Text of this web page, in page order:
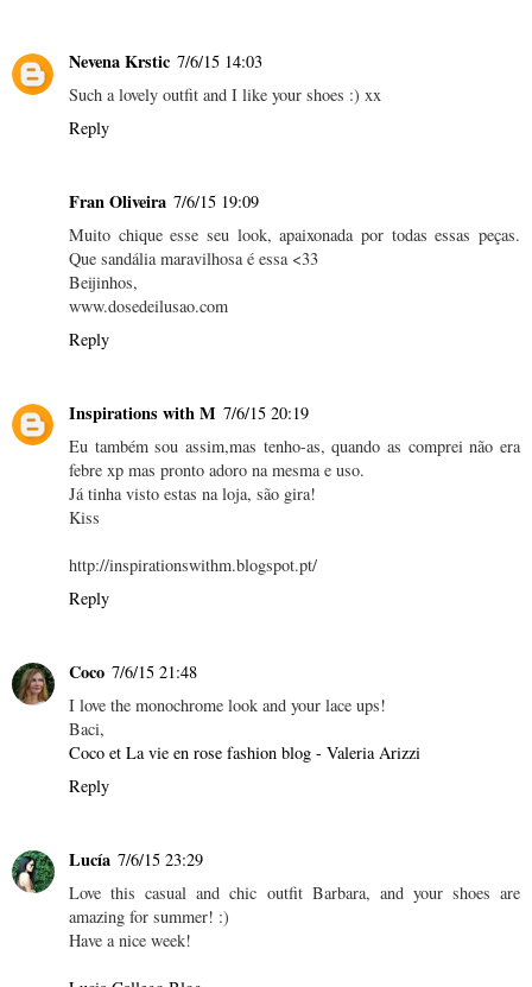
Nevena Krstic 7/6/15 14:03
Such a lovely outfit and I like your shoes :) xx
Reply
Fran Oliveira 7/6/15 19:09
Muito chique esse seu look, apaixonada por todas essas peças.
Que sandália maravilhosa é essa <33
Beijinhos,
www.dosedeilusao.com
Reply
Inspirations with M 7/6/15 20:19
Eu também sou assim,mas tenho-as, quando as comprei não era
febre xp mas pronto adoro na mesma e uso.
Já tinha visto estas na loja, são gira!
Kiss
http://inspirationswithm.blogspot.pt/
Reply
Coco 7/6/15 21:48
I love the monochrome look and your lace ups!
Baci,
Coco et La vie en rose fashion blog - Valeria Arizzi
Reply
Lucía 7/6/15 23:29
Love this casual and chic outfit Barbara, and your shoes are
amazing for summer! :)
Have a nice week!